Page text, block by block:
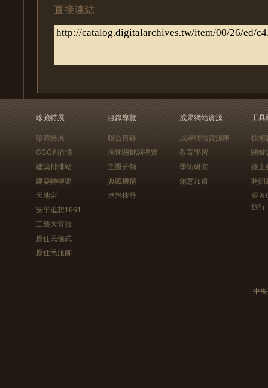
直接連結
珍藏特展
珍藏特展
CCC創作集
建築排排站
建築轉轉樂
天地宮
安平追想1661
工藝大冒險
原住民儀式
原住民服飾
目錄導覽
聯合目錄
快速關鍵詞導覽
主題分類
典藏機構
進階搜尋
成果網站資源
成果網站資源庫
教育學習
學術研究
創意加值
工具
技術
關鍵
線上
時間
跟
旅行
中